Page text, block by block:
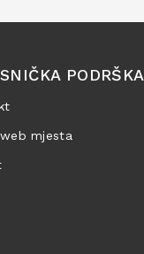
PODRŠKA
mjesta